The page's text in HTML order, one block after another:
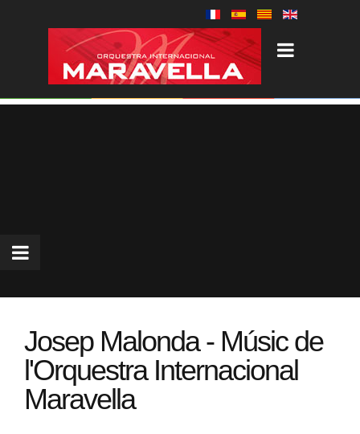
Josep Malonda - Músic de
l'Orquestra Internacional
Maravella